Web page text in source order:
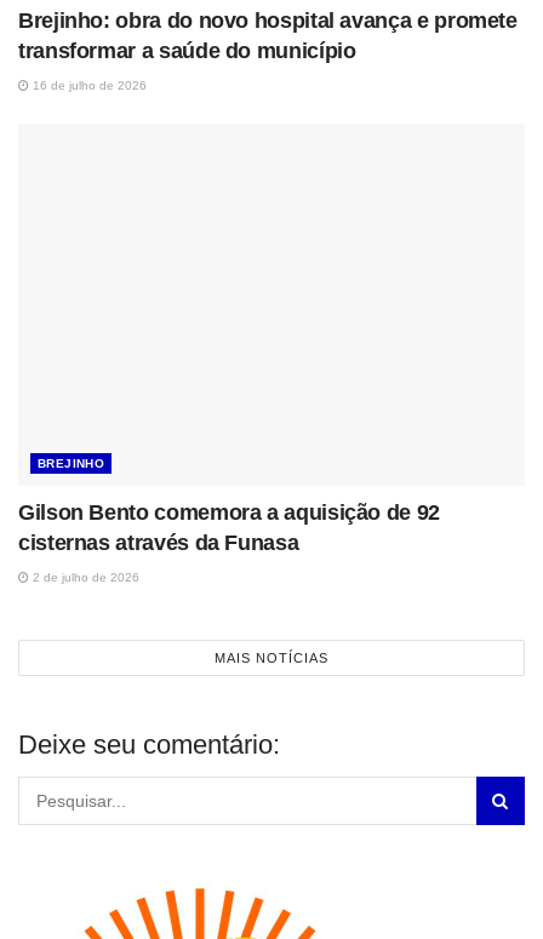
Brejinho: obra do novo hospital avança e promete
transformar a saúde do município
16 de julho de 2026
BREJINHO
Gilson Bento comemora a aquisição de 92
cisternas através da Funasa
2 de julho de 2026
MAIS NOTÍCIAS
Deixe seu comentário: